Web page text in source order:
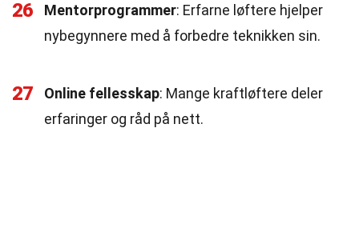
26 Mentorprogrammer: Erfarne løftere hjelper
nybegynnere med å forbedre teknikken sin.
27 Online fellesskap: Mange kraftløftere deler
erfaringer og råd på nett.